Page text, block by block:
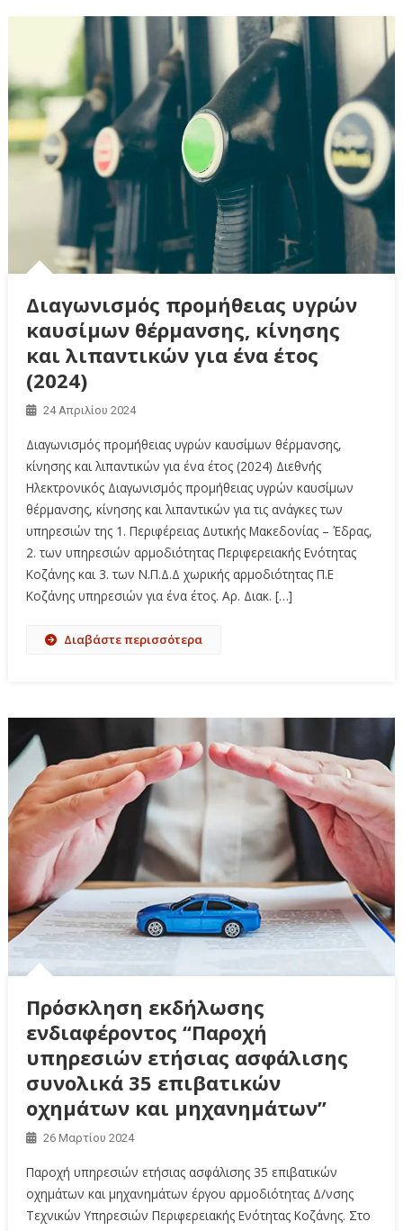
Διαγωνισμός προμήθειας υγρών
καυσίμων θέρμανσης, κίνησης
και λιπαντικών για ένα έτος
(2024)
24 Απριλίου 2024
Διαγωνισμός προμήθειας υγρών καυσίμων θέρμανσης,
κίνησης και λιπαντικών για ένα έτος (2024) Διεθνής
Ηλεκτρονικός Διαγωνισμός προμήθειας υγρών καυσίμων
θέρμανσης, κίνησης και λιπαντικών για τις ανάγκες των
υπηρεσιών της 1. Περιφέρειας Δυτικής Μακεδονίας – Έδρας,
2. των υπηρεσιών αρμοδιότητας Περιφερειακής Ενότητας
Κοζάνης και 3. των Ν.Π.Δ.Δ χωρικής αρμοδιότητας Π.Ε
Κοζάνης υπηρεσιών για ένα έτος. Αρ. Διακ. […]
Διαβάστε περισσότερα
Πρόσκληση εκδήλωσης
ενδιαφέροντος “Παροχή
υπηρεσιών ετήσιας ασφάλισης
συνολικά 35 επιβατικών
οχημάτων και μηχανημάτων”
26 Μαρτίου 2024
Παροχή υπηρεσιών ετήσιας ασφάλισης 35 επιβατικών
οχημάτων και μηχανημάτων έργου αρμοδιότητας Δ/νσης
Τεχνικών Υπηρεσιών Περιφερειακής Ενότητας Κοζάνης. Στο